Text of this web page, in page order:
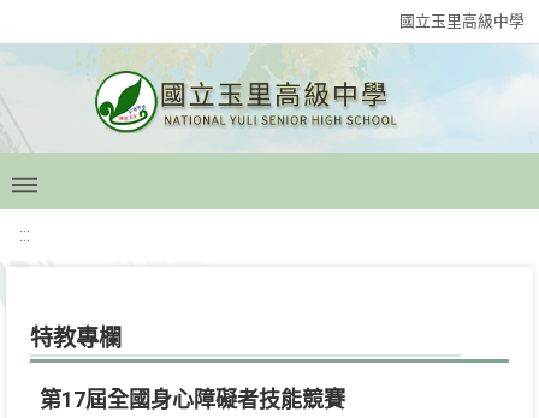
國立玉里高級中學
:::
特教專欄
第17屆全國身心障礙者技能競賽